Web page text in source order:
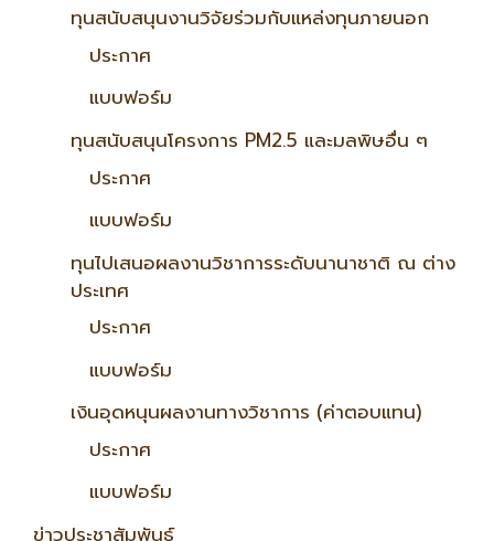
ทุนสนับสนุนงานวิจัยร่วมกับแหล่งทุนภายนอก
ประกาศ
แบบฟอร์ม
ทุนสนับสนุนโครงการ PM2.5 และมลพิษอื่น ๆ
ประกาศ
แบบฟอร์ม
ทุนไปเสนอผลงานวิชาการระดับนานาชาติ ณ ต่าง
ประเทศ
ประกาศ
แบบฟอร์ม
เงินอุดหนุนผลงานทางวิชาการ (ค่าตอบแทน)
ประกาศ
แบบฟอร์ม
ข่าวประชาสัมพันธ์